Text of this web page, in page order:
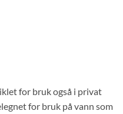
for bruk også i privat
for bruk på vann som